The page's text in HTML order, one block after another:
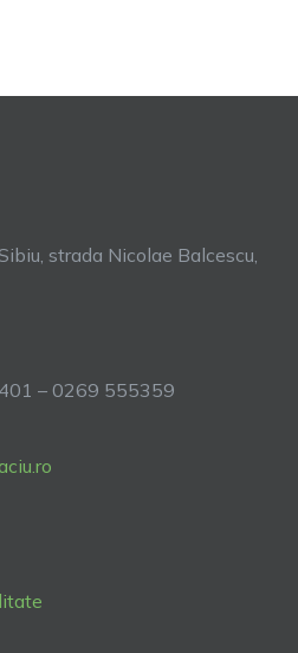
strada Nicolae Balcescu,
– 0269 555359